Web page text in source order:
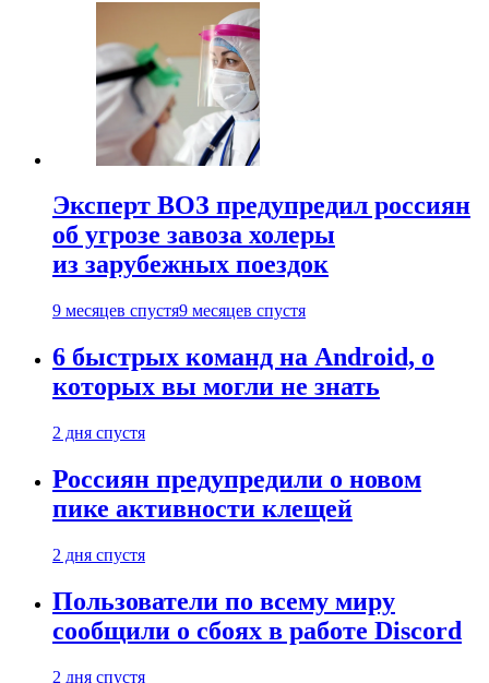
Эксперт ВОЗ предупредил россиян
об угрозе завоза холеры
из зарубежных поездок
9 месяцев спустя9 месяцев спустя
6 быстрых команд на Android, о
которых вы могли не знать
2 дня спустя
Россиян предупредили о новом
пике активности клещей
2 дня спустя
Пользователи по всему миру
сообщили о сбоях в работе Discord
2 дня спустя